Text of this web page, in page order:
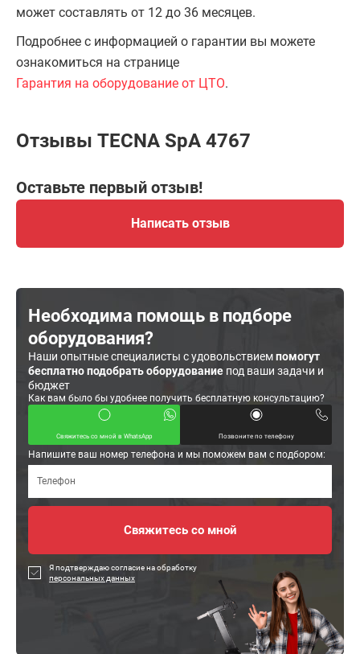
может составлять от 12 до 36 месяцев.
Подробнее с информацией о гарантии вы можете
ознакомиться на странице
Гарантия на оборудование от ЦТО.
Отзывы TECNA SpA 4767
Оставьте первый отзыв!
Написать отзыв
Необходима помощь в подборе
оборудования?
Наши опытные специалисты с удовольствиемпомогут
бесплатно подобрать оборудование под ваши задачи и
бюджет
Как вам было бы удобнее получить бесплатную консультацию?
Свяжитесь со мной в WhatsApp Позвоните по телефону
Напишите ваш номер телефона и мы поможем вам с подбором:
Я подтверждаю согласие на обработку
персональных данных